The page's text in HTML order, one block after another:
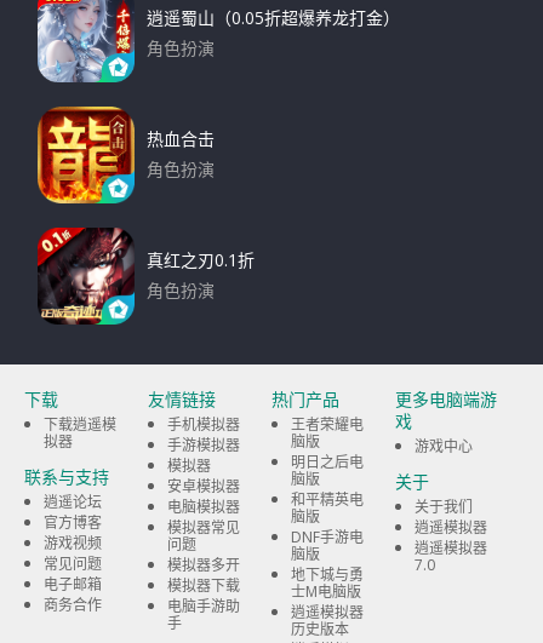
逍遥蜀山（0.05折超爆养龙打金）
角色扮演
热血合击
角色扮演
真红之刃0.1折
角色扮演
下载
下载逍遥模
拟器
联系与支持
逍遥论坛
官方博客
游戏视频
常见问题
电子邮箱
商务合作
友情链接
手机模拟器
手游模拟器
模拟器
安卓模拟器
电脑模拟器
模拟器常见
问题
模拟器多开
模拟器下载
电脑手游助
手
热门产品
王者荣耀电
脑版
明日之后电
脑版
和平精英电
脑版
DNF手游电
脑版
地下城与勇
士M电脑版
逍遥模拟器
历史版本
更多电脑端游
戏
游戏中心
关于
关于我们
逍遥模拟器
逍遥模拟器
7.0